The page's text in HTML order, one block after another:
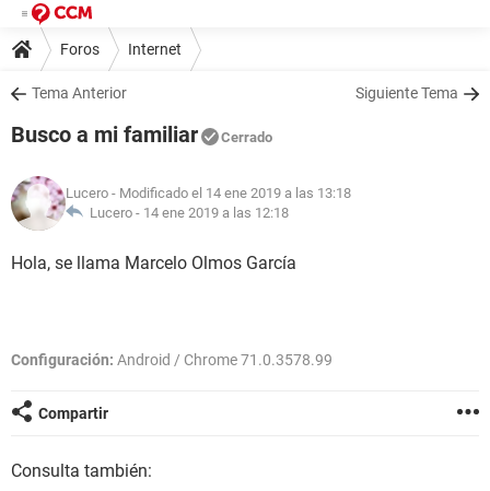
Foros Internet
Tema Anterior Siguiente Tema
Busco a mi familiar Cerrado
Lucero - Modificado el 14 ene 2019 a las 13:18
Lucero - 14 ene 2019 a las 12:18
Hola, se llama Marcelo Olmos García
Configuración: Android / Chrome 71.0.3578.99
Compartir
Consulta también: